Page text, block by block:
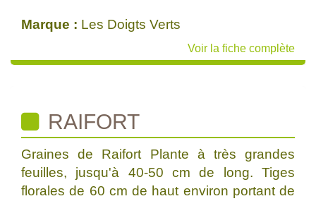
Marque : Les Doigts Verts
Voir la fiche complète
RAIFORT
Graines de Raifort Plante à très grandes
feuilles, jusqu'à 40-50 cm de long. Tiges
florales de 60 cm de haut environ portant de